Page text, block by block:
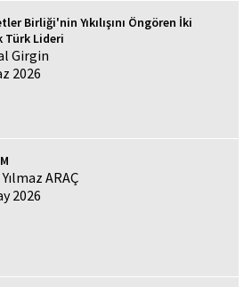
Birliği'nin Yıkılışını Öngören İki
Türk Lideri
Girgin
2026
ARAÇ
2026